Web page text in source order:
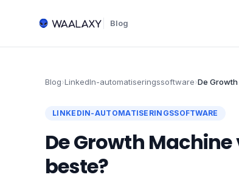
Blog
Blog›LinkedIn-automatiseringssoftware›De
LINKEDIN-AUTOMATISERINGSSOFTWARE
De Growth
beste?